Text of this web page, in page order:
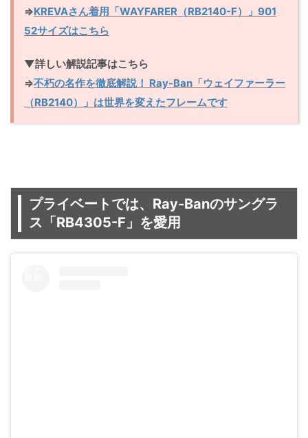
⇒KREVAさん着用「WAYFARER（RB2140-F）」901
52サイズはこちら
▼詳しい解説記事はこちら
⇒不朽の名作を徹底解説！ Ray-Ban「ウェイファーラー
（RB2140）」は世界を変えたフレームです
プライベートでは、Ray-Banのサングラ
ス「RB4305-F」を愛用